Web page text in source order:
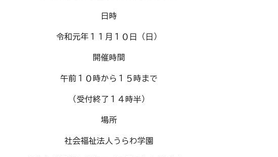
日時
令和元年１１月１０日（日）
開催時間
午前１０時から１５時まで
（受付終了１４時半）
場所
社会福祉法人うらわ学園